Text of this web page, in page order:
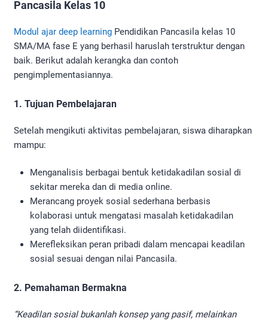
Pancasila Kelas 10
Modul ajar deep learning Pendidikan Pancasila kelas 10
SMA/MA fase E yang berhasil haruslah terstruktur dengan
baik. Berikut adalah kerangka dan contoh
pengimplementasiannya.
1. Tujuan Pembelajaran
Setelah mengikuti aktivitas pembelajaran, siswa diharapkan
mampu:
Menganalisis berbagai bentuk ketidakadilan sosial di
sekitar mereka dan di media online.
Merancang proyek sosial sederhana berbasis
kolaborasi untuk mengatasi masalah ketidakadilan
yang telah diidentifikasi.
Merefleksikan peran pribadi dalam mencapai keadilan
sosial sesuai dengan nilai Pancasila.
2. Pemahaman Bermakna
“Keadilan sosial bukanlah konsep yang pasif, melainkan